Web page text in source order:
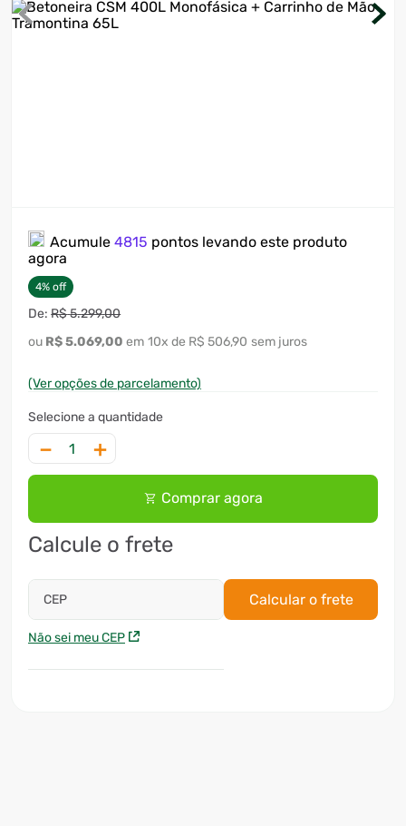
Acumule 4815 pontos levando este produto
agora
4% off
R$5.299,00
R$5.069,00 10x R$ 506,90 sem juros
(Ver opções de parcelamento)
＋
－
Comprar agora
Calcule o frete
CEP
Não sei meu CEP
Calcular o frete